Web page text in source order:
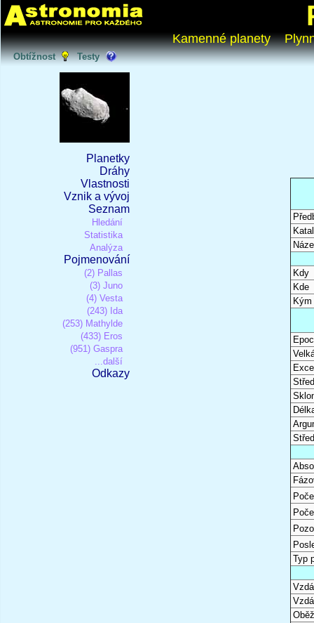
Kamenné planety
Obtížnost Testy
Planetky
Dráhy
Vlastnosti
Vznik a vývoj
Seznam
Hledání
Statistika
Analýza
Pojmenování
(2) Pallas
(3) Juno
(4) Vesta
(243) Ida
(253) Mathylde
(433) Eros
(951) Gaspra
...další
Odkazy
Kdy
Kde
Kým
Typ